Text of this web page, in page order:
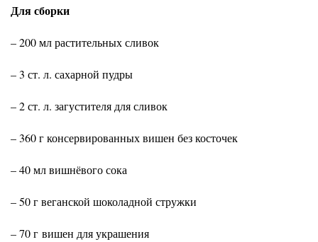
Для сборки
– 200 мл растительных сливок
– 3 ст. л. сахарной пудры
– 2 ст. л. загустителя для сливок
– 360 г консервированных вишен без косточек
– 40 мл вишнёвого сока
– 50 г веганской шоколадной стружки
– 70 г вишен для украшения